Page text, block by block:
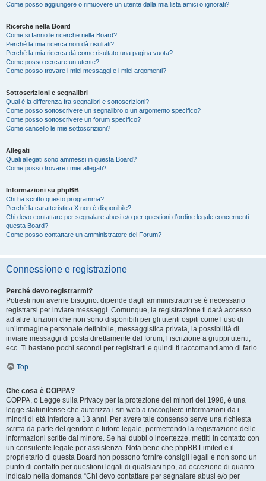
Come posso aggiungere o rimuovere un utente dalla mia lista amici o ignorati?
Ricerche nella Board
Come si fanno le ricerche nella Board?
Perché la mia ricerca non dà risultati?
Perché la mia ricerca dà come risultato una pagina vuota?
Come posso cercare un utente?
Come posso trovare i miei messaggi e i miei argomenti?
Sottoscrizioni e segnalibri
Qual è la differenza fra segnalibri e sottoscrizioni?
Come posso sottoscrivere un segnalibro o un argomento specifico?
Come posso sottoscrivere un forum specifico?
Come cancello le mie sottoscrizioni?
Allegati
Quali allegati sono ammessi in questa Board?
Come posso trovare i miei allegati?
Informazioni su phpBB
Chi ha scritto questo programma?
Perché la caratteristica X non è disponibile?
Chi devo contattare per segnalare abusi e/o per questioni d’ordine legale concernenti
questa Board?
Come posso contattare un amministratore del Forum?
Connessione e registrazione
Perché devo registrarmi?
Potresti non averne bisogno: dipende dagli amministratori se è necessario
registrarsi per inviare messaggi. Comunque, la registrazione ti darà accesso
ad altre funzioni che non sono disponibili per gli utenti ospiti come l’uso di
un’immagine personale definibile, messaggistica privata, la possibilità di
inviare messaggi di posta direttamente dal forum, l’iscrizione a gruppi utenti,
ecc. Ti bastano pochi secondi per registrarti e quindi ti raccomandiamo di farlo.
Top
Che cosa è COPPA?
COPPA, o Legge sulla Privacy per la protezione dei minori del 1998, è una
legge statunitense che autorizza i siti web a raccogliere informazioni da i
minori di età inferiore a 13 anni. Per avere tale consenso serve una richiesta
scritta da parte del genitore o tutore legale, permettendo la registrazione delle
informazioni scritte dal minore. Se hai dubbi o incertezze, mettiti in contatto con
un consulente legale per assistenza. Nota bene che phpBB Limited e il
proprietario di questa Board non possono fornire consigli legali e non sono un
punto di contatto per questioni legali di qualsiasi tipo, ad eccezione di quanto
indicato nella domanda “Chi devo contattare per segnalare abusi e/o per